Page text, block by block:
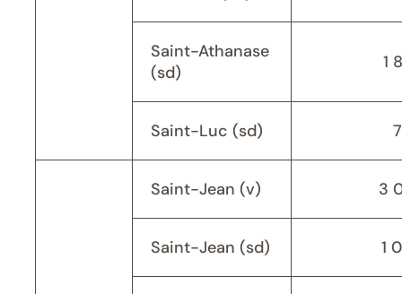
Saint-Athanase
(sd)
1
Saint-Luc (sd)
Saint-Jean (v) 3
Saint-Jean (sd) 1